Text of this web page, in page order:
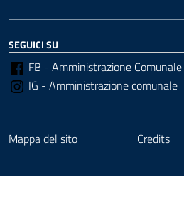
SEGUICI SU
FB - Amministrazione Comunale
IG - Amministrazione comunale
Mappa del sito Credits